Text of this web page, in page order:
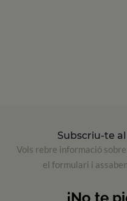
Subscriu-te
Vols rebre informació
el formulari i